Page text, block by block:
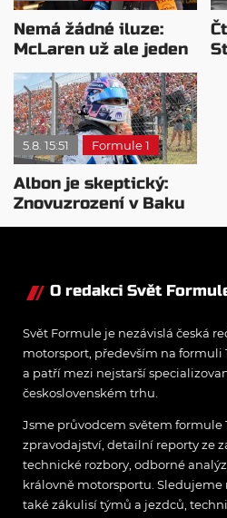
Nemá žádné iluze:
McLaren už ale jeden
návrat ze dna dokázal
5.8. 15:51 Formule 1
Albon je skeptický:
Znovuzrození v Baku
nepovažuje za reálne
O redakci Svět
Svět Formule je nezávislá česká
motorsport, především na formuli
a patří mezi nejstarší
československém trhu.
Jsme průvodcem světem formule
zpravodajství, detailní reporty ze
technické rozbory, odborné
královně motorsportu. Sledujeme
také zákulisí týmů a jezdců,